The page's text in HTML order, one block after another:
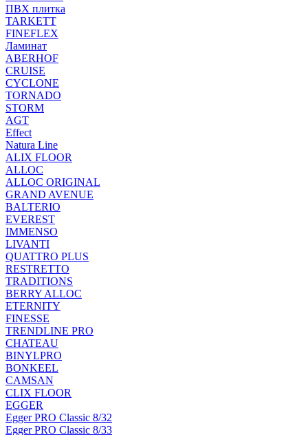
ПВХ плитка
TARKETT
FINEFLEX
Ламинат
ABERHOF
CRUISE
CYCLONE
TORNADO
STORM
AGT
Effect
Natura Line
ALIX FLOOR
ALLOC
ALLOC ORIGINAL
GRAND AVENUE
BALTERIO
EVEREST
IMMENSO
LIVANTI
QUATTRO PLUS
RESTRETTO
TRADITIONS
BERRY ALLOC
ETERNITY
FINESSE
TRENDLINE PRO
CHATEAU
BINYLPRO
BONKEEL
CAMSAN
CLIX FLOOR
EGGER
Egger PRO Classic 8/32
Egger PRO Classic 8/33